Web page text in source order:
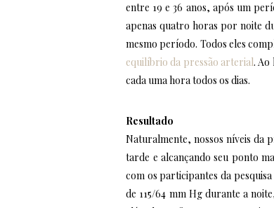
entre 19 e 36 anos, após um
apenas quatro horas por noite
mesmo período. Todos eles
equilíbrio da pressão arterial. Ao
cada uma hora todos os dias.
Resultado
Naturalmente, nossos níveis da
tarde e alcançando seu ponto
com os participantes da
de 115/64 mm Hg durante a